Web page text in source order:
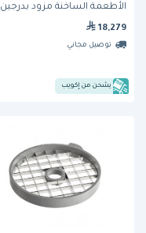
الأطعمة الساخنة مزود بدرجين
18,279
توصيل مجاني
يشحن من إكويب